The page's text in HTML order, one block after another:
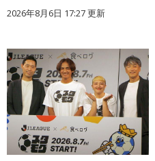
2026年8月6日 17:27更新